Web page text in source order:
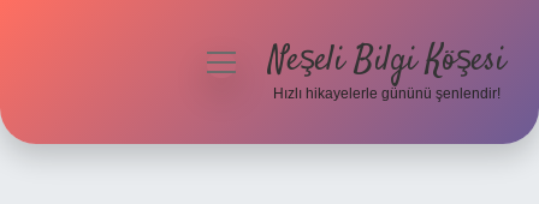
menüyüNeşeli Bilgi Köşesi
Hızlı hikayelerle gününü şenlendir!